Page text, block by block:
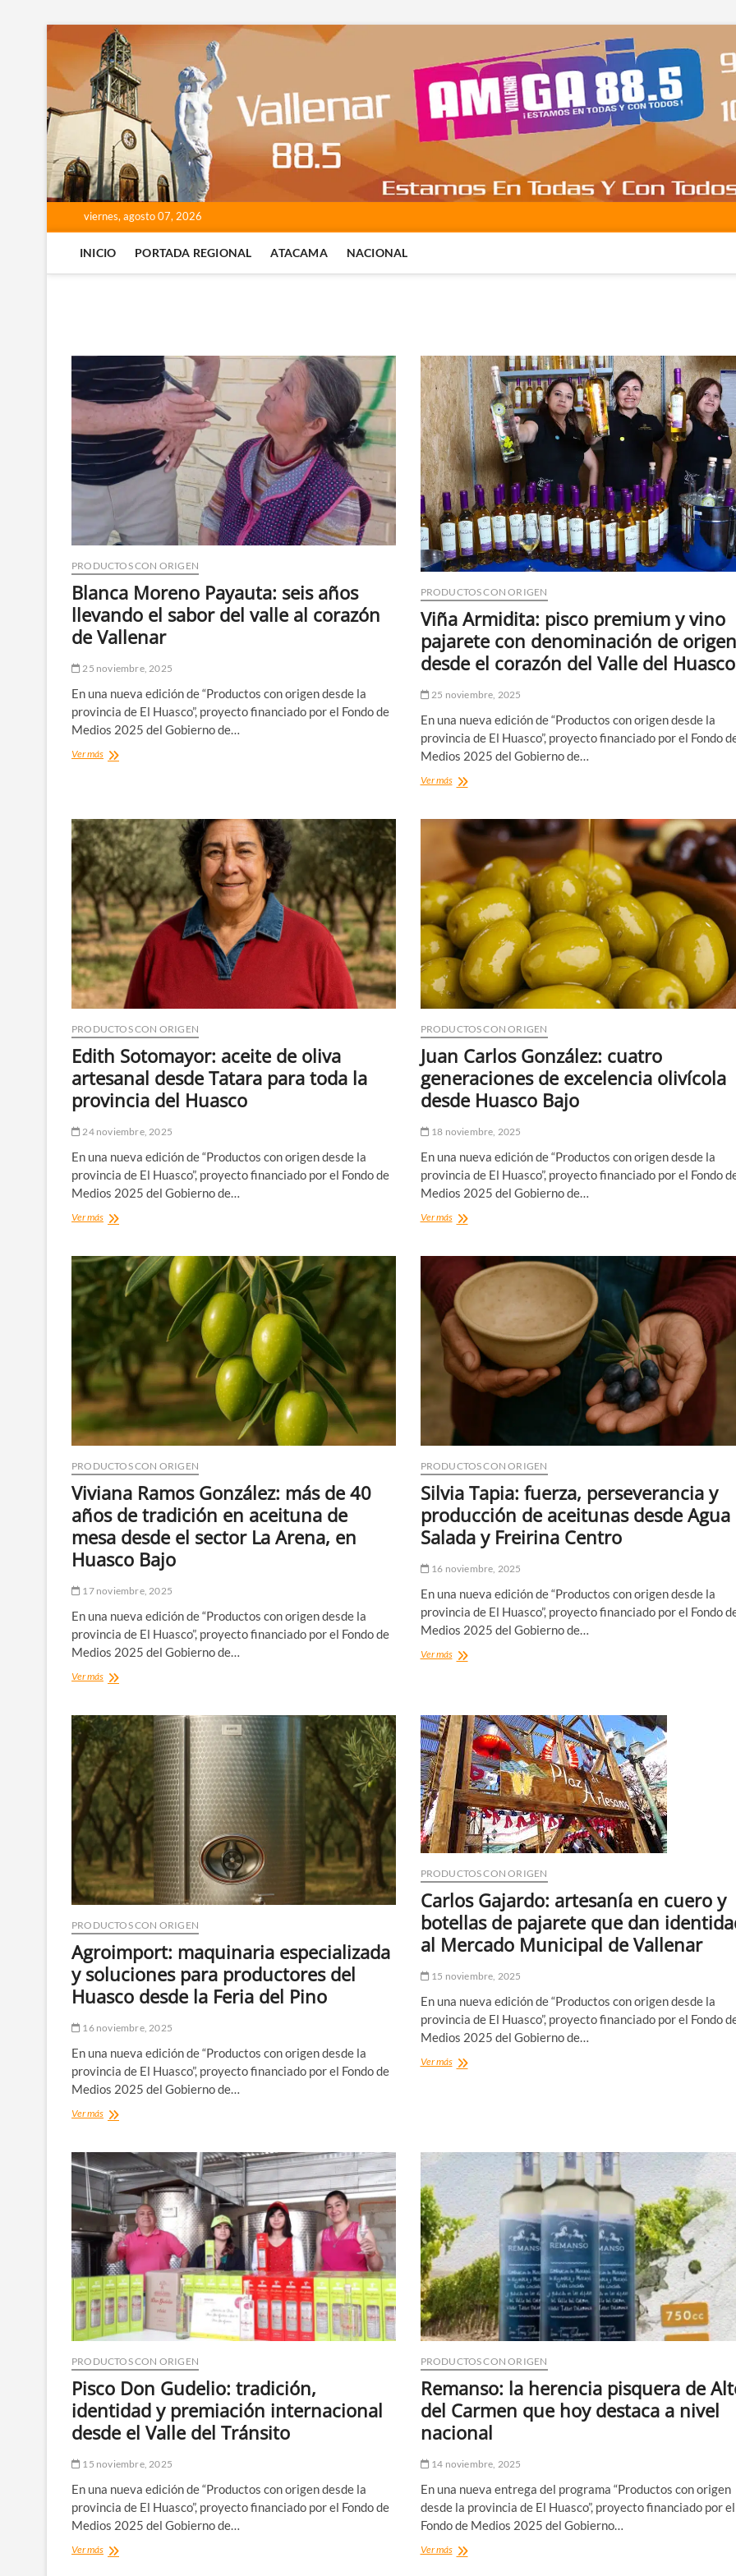
contenido
viernes, agosto 07, 2026
INICIO PORTADA REGIONAL ATACAMA NACIONAL
PRODUCTOS CON ORIGEN
Blanca Moreno Payauta: seis años
llevando el sabor del valle al corazón
de Vallenar
25 noviembre, 2025
En una nueva edición de “Productos con origen desde la
provincia de El Huasco”, proyecto financiado por el Fondo de
Medios 2025 del Gobierno de…
Ver másBlanca
llevando
el
sabor
del
valle
al
corazón
de
Vallenar
PRODUCTOS CON ORIGEN
Viña Armidita: pisco premium y vino
pajarete con denominación de origen
desde el corazón del Valle del Huasco
25 noviembre, 2025
En una nueva edición de “Productos con origen desde la
provincia de El Huasco”, proyecto financiado por el Fondo
Medios 2025 del Gobierno de…
Ver másViña
premium
vino
pajarete
con
denominación
de
origen
desde
el
corazón
del
Valle
Huasco
PRODUCTOS CON ORIGEN
Edith Sotomayor: aceite de oliva
artesanal desde Tatara para toda la
provincia del Huasco
24 noviembre, 2025
En una nueva edición de “Productos con origen desde la
provincia de El Huasco”, proyecto financiado por el Fondo de
Medios 2025 del Gobierno de…
Ver másEdith
de
oliva
artesanal
desde
Tatara
para
toda
la
provincia
del
Huasco
PRODUCTOS CON ORIGEN
Juan Carlos González: cuatro
generaciones de excelencia olivícola
desde Huasco Bajo
18 noviembre, 2025
En una nueva edición de “Productos con origen desde la
provincia de El Huasco”, proyecto financiado por el Fondo
Medios 2025 del Gobierno de…
Ver másJuan
cuatro
generaciones
de
excelencia
olivícola
desde
Huasco
Bajo
PRODUCTOS CON ORIGEN
Viviana Ramos González: más de 40
años de tradición en aceituna de
mesa desde el sector La Arena, en
Huasco Bajo
17 noviembre, 2025
En una nueva edición de “Productos con origen desde la
provincia de El Huasco”, proyecto financiado por el Fondo de
Medios 2025 del Gobierno de…
Ver másViviana
más
40
años
de
tradición
aceituna
de
mesa
desde
el
sector
Arena,
Huasco
Bajo
PRODUCTOS CON ORIGEN
Silvia Tapia: fuerza, perseverancia y
producción de aceitunas desde Agua
Salada y Freirina Centro
16 noviembre, 2025
En una nueva edición de “Productos con origen desde la
provincia de El Huasco”, proyecto financiado por el Fondo
Medios 2025 del Gobierno de…
Ver másSilvia
producción
de
aceitunas
desde
Agua
Salada
y
Freirina
Centro
PRODUCTOS CON ORIGEN
Agroimport: maquinaria especializada
y soluciones para productores del
Huasco desde la Feria del Pino
16 noviembre, 2025
En una nueva edición de “Productos con origen desde la
provincia de El Huasco”, proyecto financiado por el Fondo de
Medios 2025 del Gobierno de…
Ver másAgroimport:
y
soluciones
para
productores
del
Huasco
desde
la
Feria
del
Pino
PRODUCTOS CON ORIGEN
Carlos Gajardo: artesanía en cuero y
botellas de pajarete que dan
al Mercado Municipal de Vallenar
15 noviembre, 2025
En una nueva edición de “Productos con origen desde la
provincia de El Huasco”, proyecto financiado por el Fondo
Medios 2025 del Gobierno de…
Ver másCarlos
pajarete
que
dan
identidad
al
Mercado
Municipal
de
Vallenar
PRODUCTOS CON ORIGEN
Pisco Don Gudelio: tradición,
identidad y premiación internacional
desde el Valle del Tránsito
15 noviembre, 2025
En una nueva edición de “Productos con origen desde la
provincia de El Huasco”, proyecto financiado por el Fondo de
Medios 2025 del Gobierno de…
Ver másPisco
PRODUCTOS CON ORIGEN
Remanso: la herencia pisquera de
del Carmen que hoy destaca a nivel
nacional
14 noviembre, 2025
En una nueva entrega del programa “Productos con origen
desde la provincia de El Huasco”, proyecto financiado por el
Fondo de Medios 2025 del Gobierno…
Ver másRemanso: